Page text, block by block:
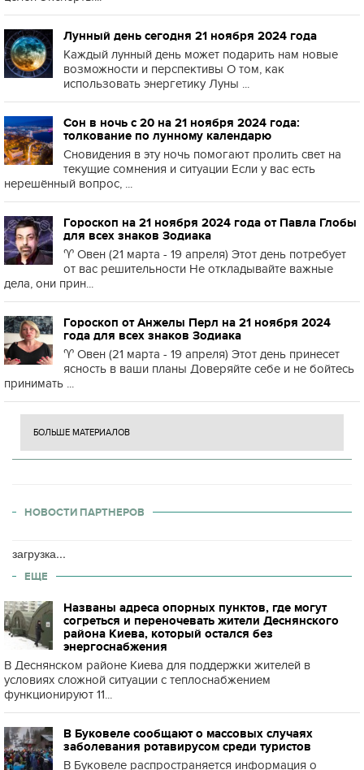
Лунный день сегодня 21 ноября 2024 года
Каждый лунный день может подарить нам новые
возможности и перспективы О том, как
использовать энергетику Луны ...
Сон в ночь с 20 на 21 ноября 2024 года:
толкование по лунному календарю
Сновидения в эту ночь помогают пролить свет на
текущие сомнения и ситуации Если у вас есть
нерешённый вопрос, ...
Гороскоп на 21 ноября 2024 года от Павла Глобы
для всех знаков Зодиака
♈️ Овен (21 марта - 19 апреля) Этот день потребует
от вас решительности Не откладывайте важные
дела, они прин...
Гороскоп от Анжелы Перл на 21 ноября 2024
года для всех знаков Зодиака
♈️ Овен (21 марта - 19 апреля) Этот день принесет
ясность в ваши планы Доверяйте себе и не бойтесь
принимать ...
БОЛЬШЕ МАТЕРИАЛОВ
НОВОСТИ ПАРТНЕРОВ
загрузка...
ЕЩЕ
Названы адреса опорных пунктов, где могут
согреться и переночевать жители Деснянского
района Киева, который остался без
энергоснабжения
В Деснянском районе Киева для поддержки жителей в
условиях сложной ситуации с теплоснабжением
функционируют 11...
В Буковеле сообщают о массовых случаях
заболевания ротавирусом среди туристов
В Буковеле распространяется информация о